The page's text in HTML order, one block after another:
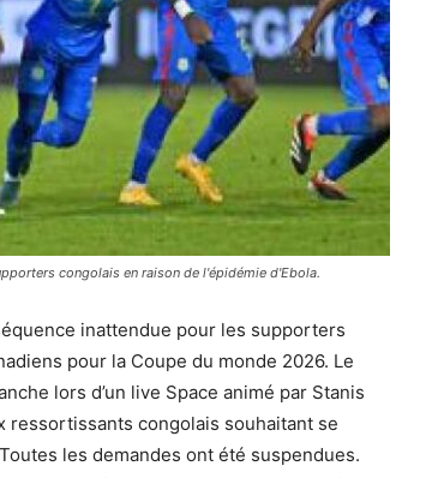
congolais en raison de l'épidémie d'Ebola.
inattendue pour les supporters
pour la Coupe du monde 2026. Le
lors d’un live Space animé par Stanis
ressortissants congolais souhaitant se
les demandes ont été suspendues.